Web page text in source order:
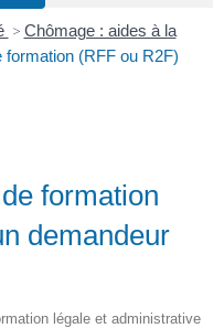
> Chômage : aides à la
formation (RFF ou R2F)
formation
demandeur
légale et administrative